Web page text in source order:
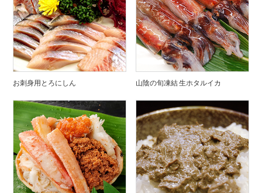
お刺身用とろにしん 山陰の旬凍結 生ホタルイカ